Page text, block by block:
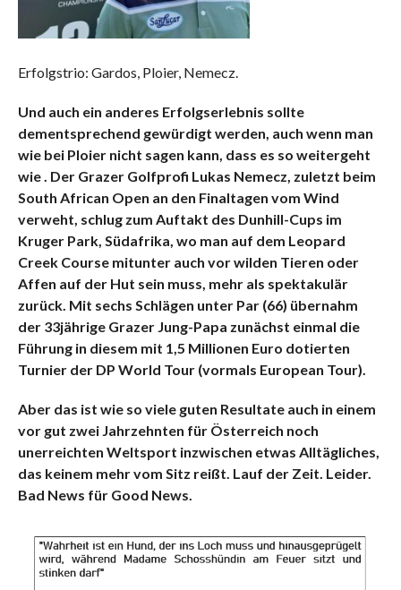
Erfolgstrio: Gardos, Ploier, Nemecz.
Und auch ein anderes Erfolgserlebnis sollte
dementsprechend gewürdigt werden, auch wenn man
wie bei Ploier nicht sagen kann, dass es so weitergeht
wie . Der Grazer Golfprofi Lukas Nemecz, zuletzt beim
South African Open an den Finaltagen vom Wind
verweht, schlug zum Auftakt des Dunhill-Cups im
Kruger Park, Südafrika, wo man auf dem Leopard
Creek Course mitunter auch vor wilden Tieren oder
Affen auf der Hut sein muss, mehr als spektakulär
zurück. Mit sechs Schlägen unter Par (66) übernahm
der 33jährige Grazer Jung-Papa zunächst einmal die
Führung in diesem mit 1,5 Millionen Euro dotierten
Turnier der DP World Tour (vormals European Tour).
Aber das ist wie so viele guten Resultate auch in einem
vor gut zwei Jahrzehnten für Österreich noch
unerreichten Weltsport inzwischen etwas Alltägliches,
das keinem mehr vom Sitz reißt. Lauf der Zeit. Leider.
Bad News für Good News.